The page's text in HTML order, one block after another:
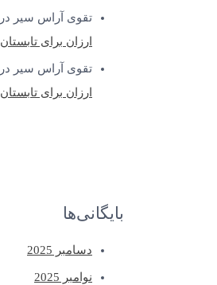
تقوی آراس سیر در
ارزان برای تابستان
تقوی آراس سیر در
ارزان برای تابستان
بایگانی‌ها
دسامبر 2025
نوامبر 2025